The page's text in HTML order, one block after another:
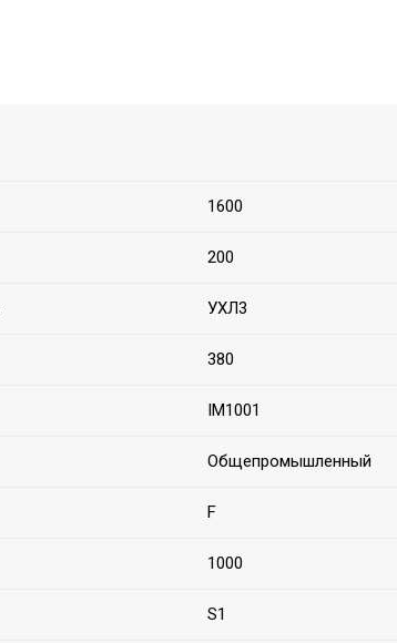
1600
200
УХЛ3
380
IM1001
Общепромышленный
F
1000
S1